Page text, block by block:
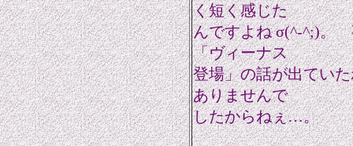
く短く感じた
んですよね σ(^-^;)。
「ヴィーナス
登場」の話が出てい
ありませんで
したからねぇ…。